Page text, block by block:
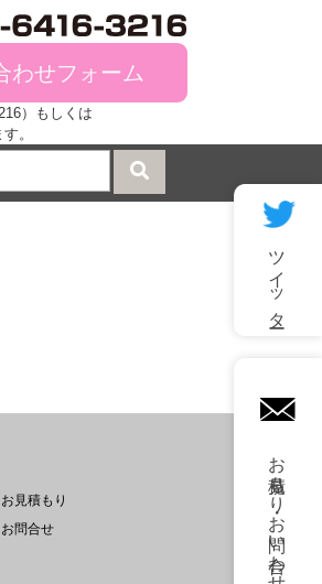
わせフォーム
）もしくは
。
お見積もり
お問合せ
ツイッター
mail
お見積もり・お問い合わせ